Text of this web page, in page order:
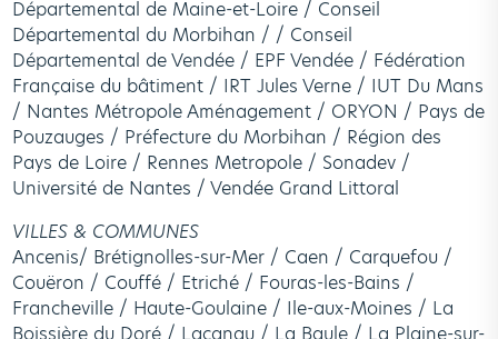
Départemental de Maine-et-Loire / Conseil
Départemental du Morbihan / / Conseil
Départemental de Vendée / EPF Vendée / Fédération
Française du bâtiment / IRT Jules Verne / IUT Du Mans
/ Nantes Métropole Aménagement / ORYON / Pays de
Pouzauges / Préfecture du Morbihan / Région des
Pays de Loire / Rennes Metropole / Sonadev /
Université de Nantes / Vendée Grand Littoral
VILLES & COMMUNES
Ancenis/ Brétignolles-sur-Mer / Caen / Carquefou /
Couëron / Couffé / Etriché / Fouras-les-Bains /
Francheville / Haute-Goulaine / Ile-aux-Moines / La
Boissière du Doré / Lacanau / La Baule / La Plaine-sur-